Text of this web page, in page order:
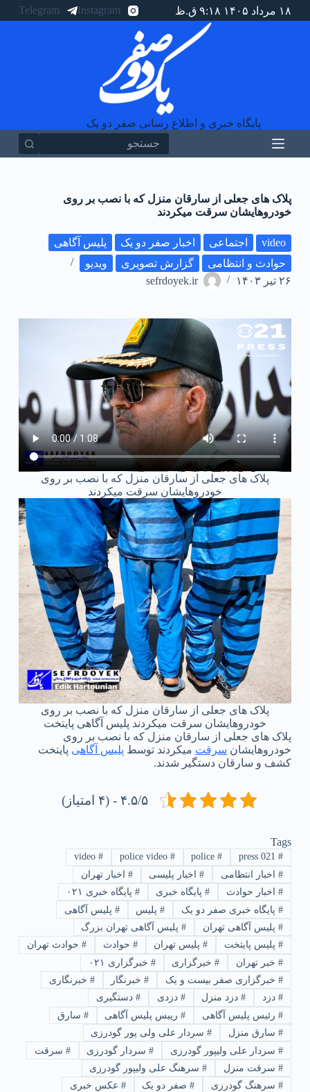
ا
۱۸ مرداد ۱۴۰۵ ۹:۱۸ ق.ظ Instagram
Telegram
پایگاه خبری و اطلاع رسانی صفر دو یک
پلاک های جعلی از سارقان منزل که با نصب بر روی
خودروهایشان سرقت میکردند
video اجتماعی اخبار صفر دو یک
پلیس آگاهی
حوادث و انتظامی
گزارش تصویری
ویدیو
۲۶ تیر ۱۴۰۳
sefrdoyek.ir
پلاک های جعلی از سارقان منزل که با نصب بر روی
خودروهایشان سرقت میکردند
پلاک های جعلی از سارقان منزل که با نصب بر روی
خودروهایشان سرقت میکردند پلیس آگاهی پایتخت
پلاک های جعلی از سارقان منزل که با نصب بر روی
خودروهایشان سرقت میکردند توسط پلیس آگاهی پایتخت
کشف و سارقان دستگیر شدند.
۴.۵/۵ - (۴ امتیاز)
Tags
#
021 press
#
police
#
police video
#
video
#اخبار انتظامی #اخبار پلیسی # اخبار تهران
#اخبار حوادث #پایگاه خبری # پایگاه خبری ۰۲۱
#پایگاه خبری صفر دو یک #پلیس # پلیس آگاهی
#پلیس آگاهی تهران #پلیس آگاهی تهران بزرگ
#پلیس پایتخت #پلیس تهران # حوادث # حوادث تهران
#خبر تهران #خبرگزاری # خبرگزاری ۰۲۱
#خبرگزاری صفر بیست و یک #خبرنگار # خبرنگاری
#دزد #دزد منزل # دزدی # دستگیری
#رئیس پلیس آگاهی #رییس پلیس آگاهی # سارق
#سارق منزل #سردار علی ولی پور گودرزی
#سردار علی ولیپور گودرزی #سردار گودرزی # سرقت
#سرقت منزل #سرهنگ علی ولیپور گودرزی
#سرهنگ گودرزی #صفر دو یک # عکس خبری